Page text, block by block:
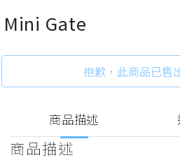
Mini Gate
抱歉，此商品已售
商品描述
商品描述